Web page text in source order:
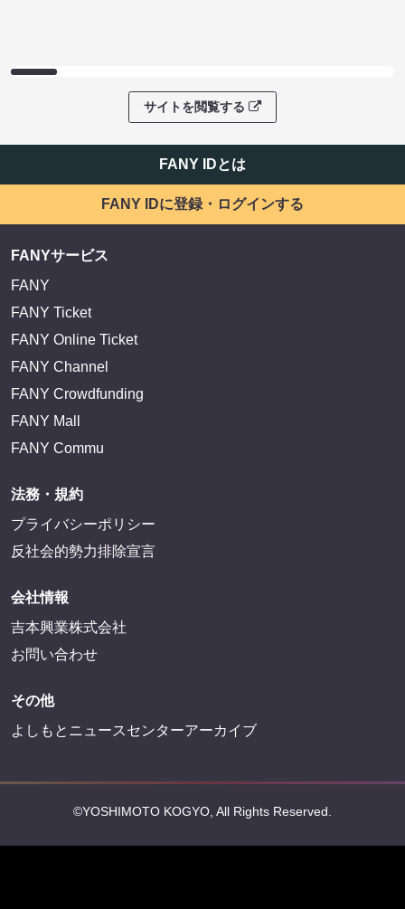
サイトを閲覧する
FANY IDとは
FANY IDに登録・ログインする
FANYサービス
FANY
FANY Ticket
FANY Online Ticket
FANY Channel
FANY Crowdfunding
FANY Mall
FANY Commu
法務・規約
プライバシーポリシー
反社会的勢力排除宣言
会社情報
吉本興業株式会社
お問い合わせ
その他
よしもとニュースセンターアーカイブ
©YOSHIMOTO KOGYO, All Rights Reserved.